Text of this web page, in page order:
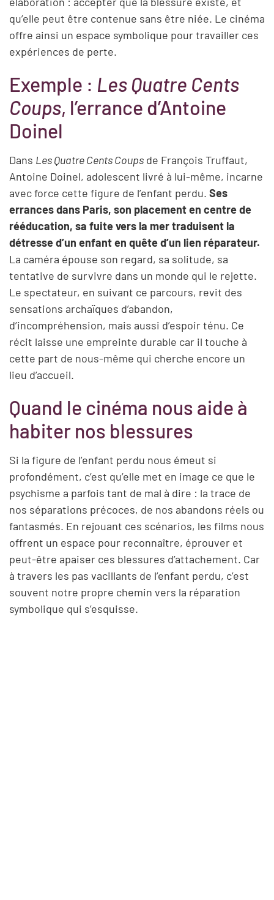
qu’elle peut être contenue sans être niée. Le cinéma
offre ainsi un espace symbolique pour travailler ces
expériences de perte.
Exemple : Les Quatre Cents
Coups, l’errance d’Antoine
Doinel
Dans Les Quatre Cents Coups de François Truffaut,
Antoine Doinel, adolescent livré à lui-même, incarne
avec force cette figure de l’enfant perdu. Ses
errances dans Paris, son placement en centre de
rééducation, sa fuite vers la mer traduisent la
détresse d’un enfant en quête d’un lien réparateur.
La caméra épouse son regard, sa solitude, sa
tentative de survivre dans un monde qui le rejette.
Le spectateur, en suivant ce parcours, revit des
sensations archaïques d’abandon,
d’incompréhension, mais aussi d’espoir ténu. Ce
récit laisse une empreinte durable car il touche à
cette part de nous-même qui cherche encore un
lieu d’accueil.
Quand le cinéma nous aide à
habiter nos blessures
Si la figure de l’enfant perdu nous émeut si
profondément, c’est qu’elle met en image ce que le
psychisme a parfois tant de mal à dire : la trace de
nos séparations précoces, de nos abandons réels ou
fantasmés. En rejouant ces scénarios, les films nous
offrent un espace pour reconnaître, éprouver et
peut-être apaiser ces blessures d’attachement. Car
à travers les pas vacillants de l’enfant perdu, c’est
souvent notre propre chemin vers la réparation
symbolique qui s’esquisse.